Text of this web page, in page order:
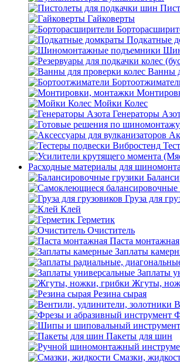
Гайковерты
Подкатные
Ванны
Мойки Колес
Генераторы
Расходные материалы для
Груза для
Клей
Герметик
Очиститель
Паста монтажная
Заплаты
Заплаты
Жгуты,
Резина сырая
Пакеты для шин
Смазки,